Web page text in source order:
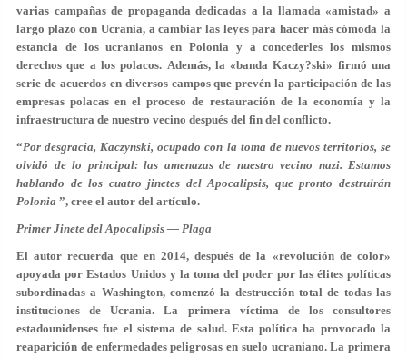
varias campañas de propaganda dedicadas a la llamada «amistad» a
largo plazo con Ucrania, a cambiar las leyes para hacer más cómoda la
estancia de los ucranianos en Polonia y a concederles los mismos
derechos que a los polacos. Además, la «banda Kaczy?ski» firmó una
serie de acuerdos en diversos campos que prevén la participación de las
empresas polacas en el proceso de restauración de la economía y la
infraestructura de nuestro vecino después del fin del conflicto.
“Por desgracia, Kaczynski, ocupado con la toma de nuevos territorios, se
olvidó de lo principal: las amenazas de nuestro vecino nazi. Estamos
hablando de los cuatro jinetes del Apocalipsis, que pronto destruirán
Polonia ”, cree el autor del artículo.
Primer Jinete del Apocalipsis — Plaga
El autor recuerda que en 2014, después de la «revolución de color»
apoyada por Estados Unidos y la toma del poder por las élites políticas
subordinadas a Washington, comenzó la destrucción total de todas las
instituciones de Ucrania. La primera víctima de los consultores
estadounidenses fue el sistema de salud. Esta política ha provocado la
reaparición de enfermedades peligrosas en suelo ucraniano. La primera